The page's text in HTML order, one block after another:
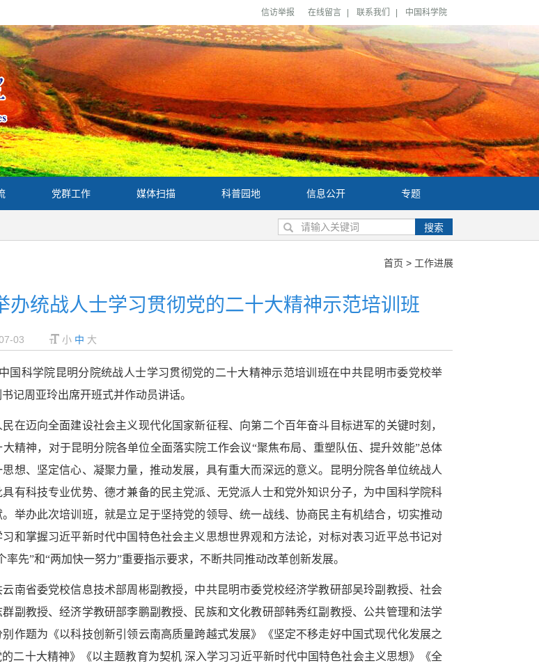
信访举报 在线留言 联系我们 中国科学院
党群工作 媒体扫描 科普园地 信息公开 专题
搜索
首页 > 工作进展
办统战人士学习贯彻党的二十大精神示范培训班
03 小 中 大
科学院昆明分院统战人士学习贯彻党的二十大精神示范培训班在中共昆明市委党校举
记周亚玲出席开班式并作动员讲话。
在迈向全面建设社会主义现代化国家新征程、向第二个百年奋斗目标进军的关键时刻，
精神，对于昆明分院各单位全面落实院工作会议“聚焦布局、重塑队伍、提升效能”总体
想、坚定信心、凝聚力量，推动发展，具有重大而深远的意义。昆明分院各单位统战人
有科技专业优势、德才兼备的民主党派、无党派人士和党外知识分子，为中国科学院科
举办此次培训班，就是立足于坚持党的领导、统一战线、协商民主有机结合，切实推动
和掌握习近平新时代中国特色社会主义思想世界观和方法论，对标对表习近平总书记对
率先”和“两加快一努力”重要指示要求，不断共同推动改革创新发展。
云南省委党校信息技术部周彬副教授，中共昆明市委党校经济学教研部吴玲副教授、社会
副教授、经济学教研部李鹏副教授、民族和文化教研部韩秀红副教授、公共管理和法学
作题为《以科技创新引领云南高质量跨越式发展》《坚定不移走好中国式现代化发展之
二十大精神》《以主题教育为契机 深入学习习近平新时代中国特色社会主义思想》《全